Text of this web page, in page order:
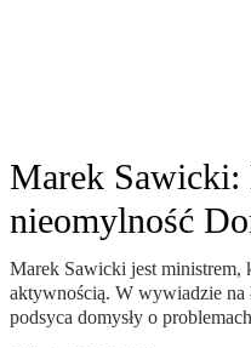
Marek
nieomylność
Marek Sawicki jest ministrem,
aktywnością. W wywiadzie
podsyca domysły o